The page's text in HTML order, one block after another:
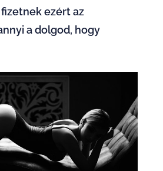
ezért az
a dolgod, hogy